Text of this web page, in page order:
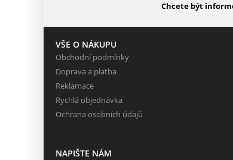
Chcete být
VŠE O NÁKUPU
Obchodní podmínky
Doprava a platba
Reklamace
Rychlá objednávka
Ochrana osobních údajů
NAPIŠTE NÁM